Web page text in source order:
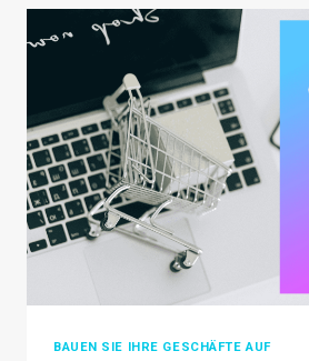
TOOLS,
WACHSTUM
IHRES
E-
COMMERCE-
SHOPS
SICHERZUSTELLEN
BAUEN SIE IHRE GESCHÄFTE AUF